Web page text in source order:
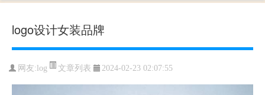
logo设计女装品牌
网友: log 文章列表 2024-02-23 02:07:55